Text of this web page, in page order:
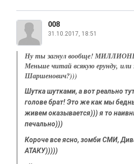
008
31.10.2017, 18:51
Ну ты загнул вообще!
Меньше читай всякую ерунду,
Шаршенович?)))
Шутка шутками, а вот реально
голове брат! Это же как мы
живем оказывается))) я то
печально)))
Короче все ясно, зомби СМИ,
АТАКУ)))))